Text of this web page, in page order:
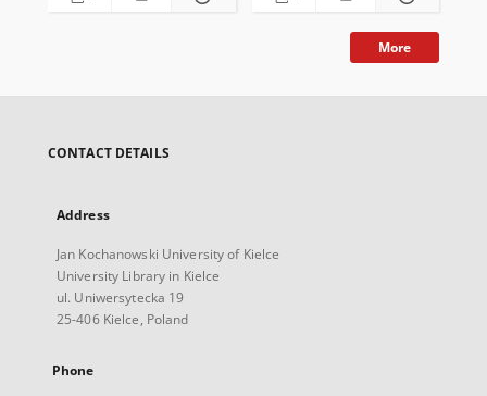
More
CONTACT DETAILS
Address
Jan Kochanowski University of Kielce
University Library in Kielce
ul. Uniwersytecka 19
25-406 Kielce, Poland
Phone